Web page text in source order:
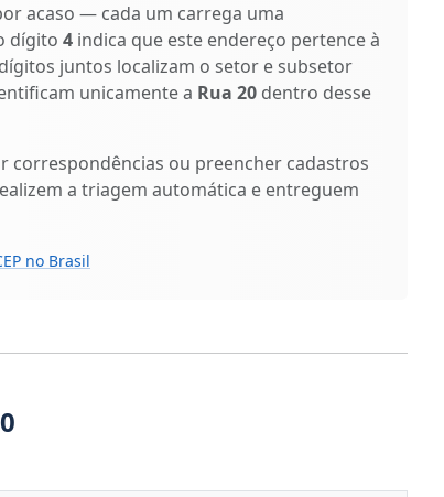
acaso — cada um carrega uma
dígito 4 indica que este endereço pertence à
juntos localizam o setor e subsetor
unicamente a Rua 20 dentro desse
correspondências ou preencher cadastros
a triagem automática e entreguem
no Brasil